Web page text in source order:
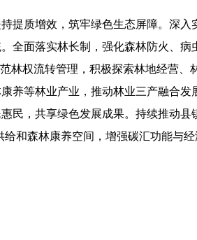
质增效，筑牢绿色生态屏障。深入
面落实林长制，强化森林防火、病
林权流转管理，积极探索林地经营、
养等林业产业，推动林业三产融合发
民，共享绿色发展成果。持续推动县
和森林康养空间，增强碳汇功能与